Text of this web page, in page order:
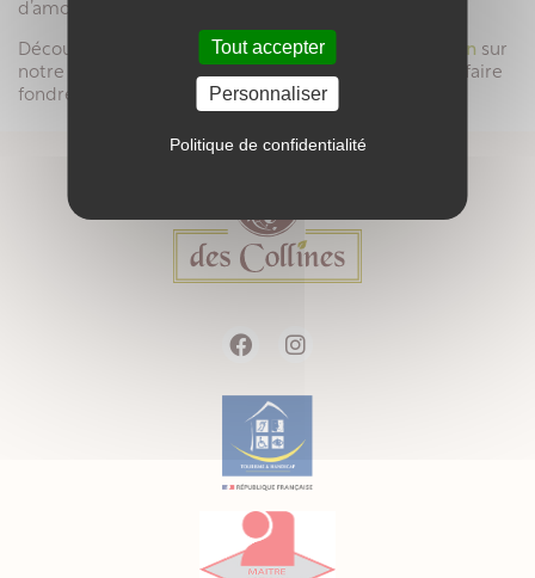
Tout accepter
Personnaliser
Politique de confidentialité
d’amour tout en douceur.
Découvrez dès maintenant noscoffrets Saint-Valentin sur
notre site internet et trouvez le cadeau parfait pour faire
fondre le cœur de votre moitié.